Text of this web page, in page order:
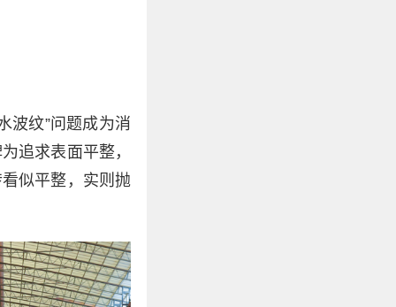
波纹”问题成为消
追求表面平整，
似平整，实则抛